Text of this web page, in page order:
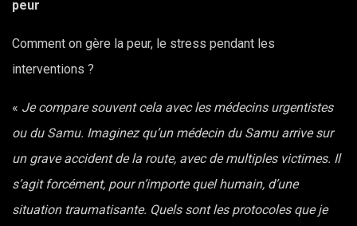
peur
Comment on gère la peur, le stress pendant les
interventions ?
« Je compare souvent cela avec les médecins urgentistes
ou du Samu. Imaginez qu’un médecin du Samu arrive sur
un grave accident de la route, avec de multiples victimes. Il
s’agit forcément, pour n’importe quel humain, d’une
situation traumatisante. Quels sont les protocoles que je